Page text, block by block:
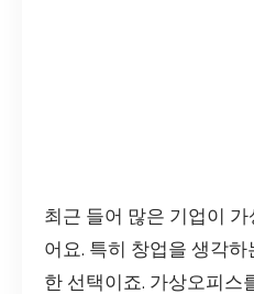
최근 들어 많은 기업이
어요. 특히 창업을 생각
한 선택이죠. 가상오피스